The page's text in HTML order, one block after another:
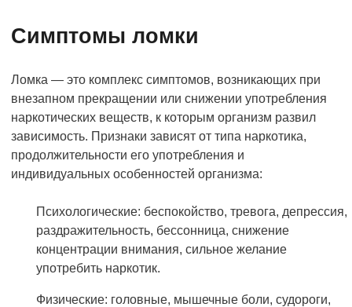
Симптомы ломки
Ломка — это комплекс симптомов, возникающих при
внезапном прекращении или снижении употребления
наркотических веществ, к которым организм развил
зависимость. Признаки зависят от типа наркотика,
продолжительности его употребления и
индивидуальных особенностей организма:
Психологические: беспокойство, тревога, депрессия,
раздражительность, бессонница, снижение
концентрации внимания, сильное желание
употребить наркотик.
Физические: головные, мышечные боли, судороги,